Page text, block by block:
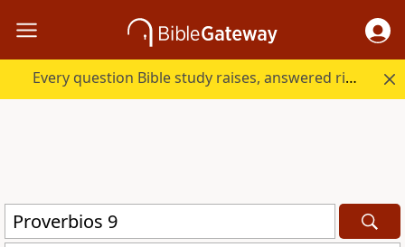
Every question Bible study raises, answered right here.